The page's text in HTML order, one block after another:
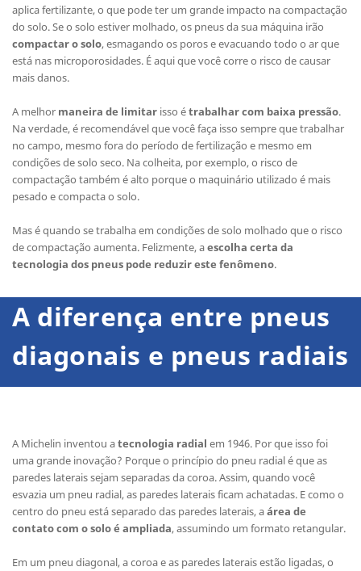
aplica fertilizante, o que pode ter um grande impacto na compactação
do solo. Se o solo estiver molhado, os pneus da sua máquina irão
compactar o solo, esmagando os poros e evacuando todo o ar que
está nas microporosidades. É aqui que você corre o risco de causar
mais danos.
A melhor maneira de limitar isso étrabalhar com baixa pressão.
Na verdade, é recomendável que você faça isso sempre que trabalhar
no campo, mesmo fora do período de fertilização e mesmo em
condições de solo seco. Na colheita, por exemplo, o risco de
compactação também é alto porque o maquinário utilizado é mais
pesado e compacta o solo.
Mas é quando se trabalha em condições de solo molhado que o risco
de compactação aumenta. Felizmente, aescolha certa da
tecnologia dos pneus pode reduzir este fenômeno.
A diferença entre pneus
diagonais e pneus radiais
A Michelin inventou atecnologia radial em 1946. Por que isso foi
uma grande inovação? Porque o princípio do pneu radial é que as
paredes laterais sejam separadas da coroa. Assim, quando você
esvazia um pneu radial, as paredes laterais ficam achatadas. E como o
centro do pneu está separado das paredes laterais, aárea de
contato com o solo é ampliada, assumindo um formato retangular.
Em um pneu diagonal, a coroa e as paredes laterais estão ligadas, o